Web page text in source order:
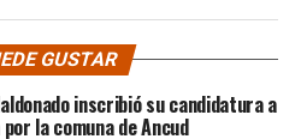
GUSTAR
inscribió su candidatura a
la comuna de Ancud